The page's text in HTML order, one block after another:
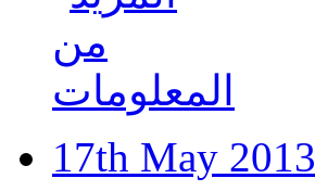
17th May 2013